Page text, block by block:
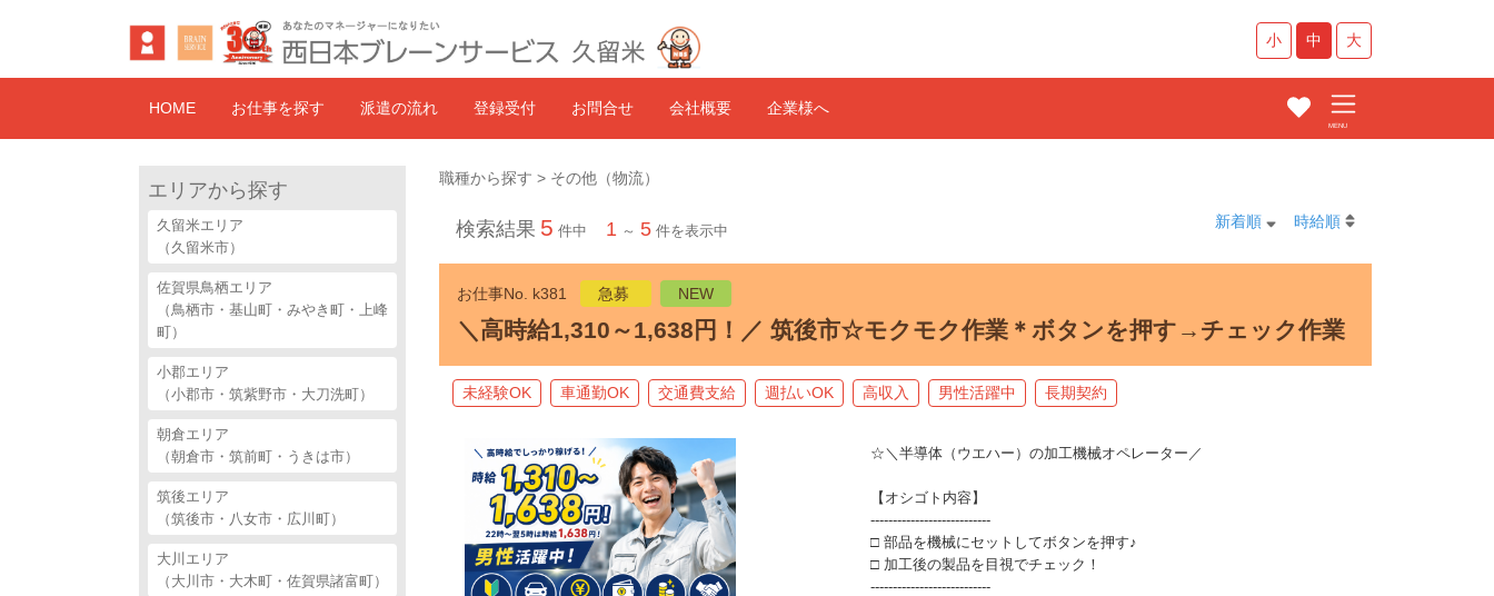
小 中 大
HOME お仕事を探す 派遣の流れ 登録受付 お問合せ 会社概要 企業様へ
エリアから探す
久留米エリア
（久留米市）
佐賀県鳥栖エリア
（鳥栖市・基山町・みやき町・上峰
町）
小郡エリア
（小郡市・筑紫野市・大刀洗町）
朝倉エリア
（朝倉市・筑前町・うきは市）
筑後エリア
（筑後市・八女市・広川町）
大川エリア
（大川市・大木町・佐賀県諸富町）
職種から探す > その他（物流）
検索結果 5 件中 1 ～ 5 件を表示中
新着順 時給順
お仕事No. k381 急募 NEW
＼高時給1,310～1,638円！／ 筑後市☆モクモク作業＊ボタンを押す→チェック作業
未経験OK 車通勤OK 交通費支給 週払いOK 高収入 男性活躍中 長期契約
☆＼半導体（ウエハー）の加工機械オペレーター／
【オシゴト内容】
---------------------------
□ 部品を機械にセットしてボタンを押す♪
□ 加工後の製品を目視でチェック！
---------------------------